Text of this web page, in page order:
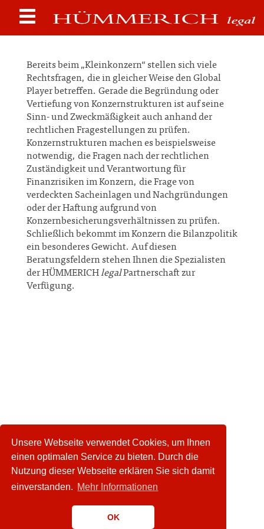
Unsere Webseite verwendet Cookies, um Ihnen
einen optimalen Service zu bieten. Durch die
Nutzung dieser Webseite erklären Sie sich damit
einverstanden. Mehr Informationen
OK
Bereits beim „Kleinkonzern“ stellen sich viele
Rechtsfragen, die in gleicher Weise den Global
Player betreffen. Gerade die Begründung oder
Vertiefung von Konzernstrukturen ist auf seine
Sinn- und Zweckmäßigkeit auch anhand der
rechtlichen Fragestellungen zu prüfen.
Konzernstrukturen machen es beispielsweise
notwendig, die Fragen nach der rechtlichen
Zuständigkeit und Verantwortung für
Finanzrisiken im Konzern, die Frage von
verdeckten Sacheinlagen und Nachgründungen
oder der Haftung aufgrund von
Konzernbesicherungsverhältnissen zu prüfen.
Schließlich bekommt im Konzern die Bilanzpolitik
ein besonderes Gewicht. Auf diesen
Beratungsfeldern stehen Ihnen die Spezialisten
der HÜMMERICHlegalPartnerschaft zur
Verfügung.